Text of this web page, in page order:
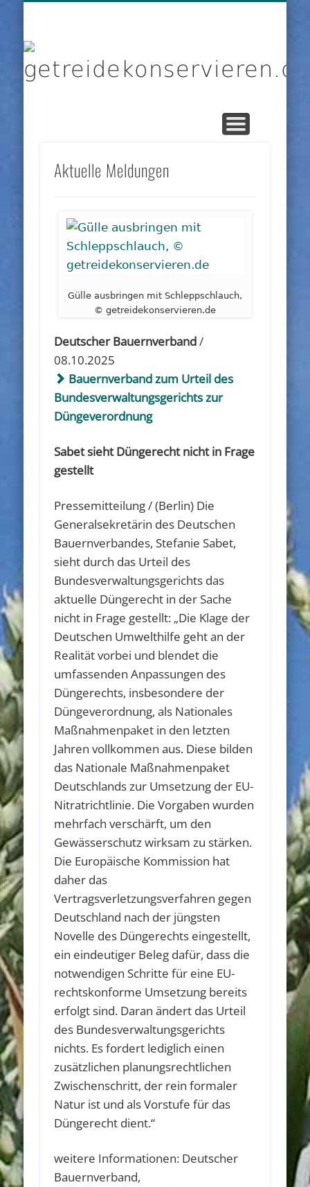
Aktuelle Meldungen
Gülle ausbringen mit Schleppschlauch,
© getreidekonservieren.de
Deutscher Bauernverband/
08.10.2025
Bauernverband zum Urteil des
Bundesverwaltungsgerichts zur
Düngeverordnung
Sabet sieht Düngerecht nicht in Frage
gestellt
Pressemitteilung / (Berlin) Die
Generalsekretärin des Deutschen
Bauernverbandes, Stefanie Sabet,
sieht durch das Urteil des
Bundesverwaltungsgerichts das
aktuelle Düngerecht in der Sache
nicht in Frage gestellt: „Die Klage der
Deutschen Umwelthilfe geht an der
Realität vorbei und blendet die
umfassenden Anpassungen des
Düngerechts, insbesondere der
Düngeverordnung, als Nationales
Maßnahmenpaket in den letzten
Jahren vollkommen aus. Diese bilden
das Nationale Maßnahmenpaket
Deutschlands zur Umsetzung der EU-
Nitratrichtlinie. Die Vorgaben wurden
mehrfach verschärft, um den
Gewässerschutz wirksam zu stärken.
Die Europäische Kommission hat
daher das
Vertragsverletzungsverfahren gegen
Deutschland nach der jüngsten
Novelle des Düngerechts eingestellt,
ein eindeutiger Beleg dafür, dass die
notwendigen Schritte für eine EU-
rechtskonforme Umsetzung bereits
erfolgt sind. Daran ändert das Urteil
des Bundesverwaltungsgerichts
nichts. Es fordert lediglich einen
zusätzlichen planungsrechtlichen
Zwischenschritt, der rein formaler
Natur ist und als Vorstufe für das
Düngerecht dient.“
weitere Informationen: Deutscher
Bauernverband,